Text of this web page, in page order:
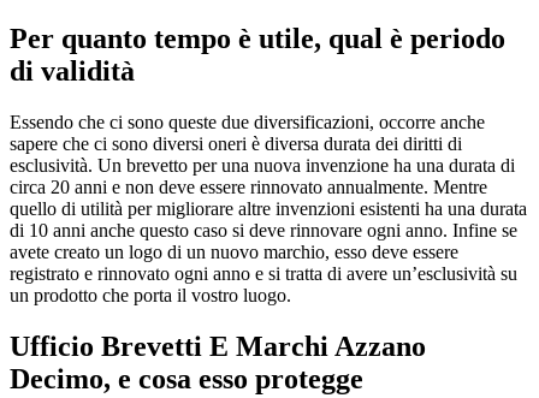
Per quanto tempo è utile, qual è periodo
di validità
Essendo che ci sono queste due diversificazioni, occorre anche
sapere che ci sono diversi oneri è diversa durata dei diritti di
esclusività. Un brevetto per una nuova invenzione ha una durata di
circa 20 anni e non deve essere rinnovato annualmente. Mentre
quello di utilità per migliorare altre invenzioni esistenti ha una durata
di 10 anni anche questo caso si deve rinnovare ogni anno. Infine se
avete creato un logo di un nuovo marchio, esso deve essere
registrato e rinnovato ogni anno e si tratta di avere un’esclusività su
un prodotto che porta il vostro luogo.
Ufficio Brevetti E Marchi Azzano
Decimo, e cosa esso protegge